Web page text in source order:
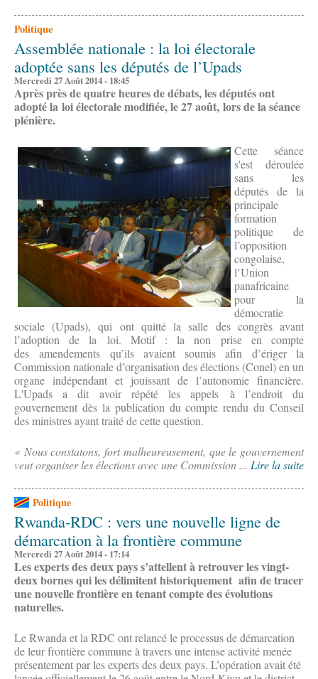
Politique
Assemblée nationale : la loi électorale
adoptée sans les députés de l’Upads
Mercredi 27 Août 2014 - 18:45
Après près de quatre heures de débats, les députés ont
adopté la loi électorale modifiée, le 27 août, lors de la séance
plénière.
Cette séance
s'est déroulée
sans les
députés de la
principale
formation
politique de
l’opposition
congolaise,
l’Union
panafricaine
pour la
démocratie
sociale (Upads), qui ont quitté la salle des congrès avant
l’adoption de la loi. Motif : la non prise en compte
des amendements qu’ils avaient soumis afin d’ériger la
Commission nationale d’organisation des élections (Conel) en un
organe indépendant et jouissant de l’autonomie financière.
L'Upads a dit avoir répété les appels à l’endroit du
gouvernement dès la publication du compte rendu du Conseil
des ministres ayant traité de cette question.
« Nous constatons, fort malheureusement, que le gouvernement
veut organiser les élections avec une Commission ... Lire la suite
Politique
Rwanda-RDC : vers une nouvelle ligne de
démarcation à la frontière commune
Mercredi 27 Août 2014 - 17:14
Les experts des deux pays s’attellent à retrouver les vingt-
deux bornes qui les délimitent historiquement afin de tracer
une nouvelle frontière en tenant compte des évolutions
naturelles.
Le Rwanda et la RDC ont relancé le processus de démarcation
de leur frontière commune à travers une intense activité menée
présentement par les experts des deux pays. L’opération avait été